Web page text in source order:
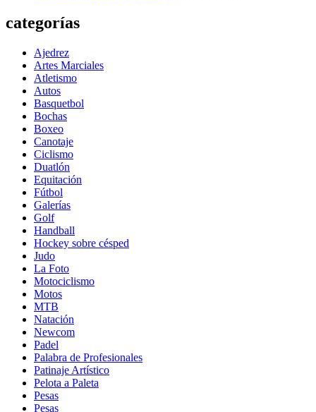
categorías
Ajedrez
Artes Marciales
Atletismo
Autos
Basquetbol
Bochas
Boxeo
Canotaje
Ciclismo
Duatlón
Equitación
Fútbol
Galerías
Golf
Handball
Hockey sobre césped
Judo
La Foto
Motociclismo
Motos
MTB
Natación
Newcom
Padel
Palabra de Profesionales
Patinaje Artístico
Pelota a Paleta
Pesas
Pesas